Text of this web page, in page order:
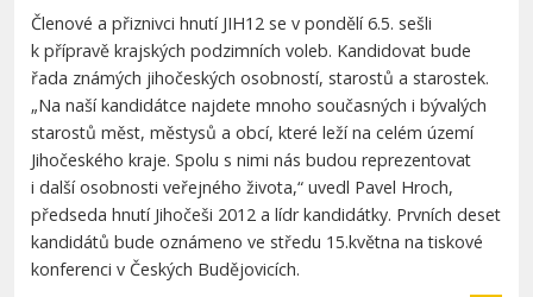
Členové a přiznivci hnutí JIH12 se v pondělí 6.5. sešli
k přípravě krajských podzimních voleb. Kandidovat bude
řada známých jihočeských osobností, starostů a starostek.
„Na naší kandidátce najdete mnoho současných i bývalých
starostů měst, městysů a obcí, které leží na celém území
Jihočeského kraje. Spolu s nimi nás budou reprezentovat
i další osobnosti veřejného života,“ uvedl Pavel Hroch,
předseda hnutí Jihočeši 2012 a lídr kandidátky. Prvních deset
kandidátů bude oznámeno ve středu 15.května na tiskové
konferenci v Českých Budějovicích.